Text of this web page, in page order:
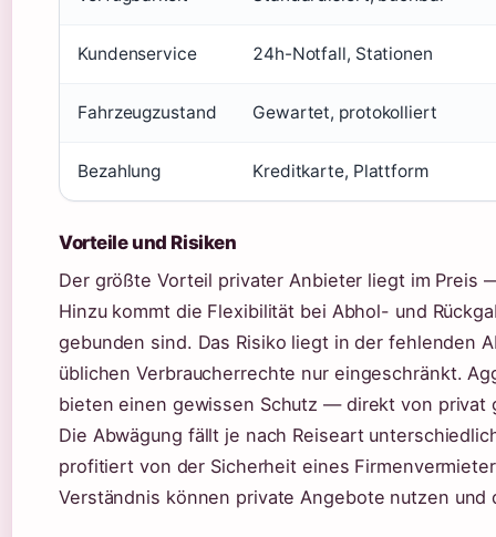
Kundenservice 24h-Notfall, Stationen
Fahrzeugzustand Gewartet, protokolliert
Bezahlung Kreditkarte, Plattform
Vorteile und Risiken
Der größte Vorteil privater Anbieter liegt im
Hinzu kommt die Flexibilität bei Abhol- und
gebunden sind. Das Risiko liegt in der fehlenden
üblichen Verbraucherrechte nur eingeschränkt.
bieten einen gewissen Schutz — direkt von privat
Die Abwägung fällt je nach Reiseart
profitiert von der Sicherheit eines
Verständnis können private Angebote nutzen und